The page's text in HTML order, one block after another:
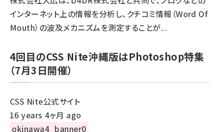
インターネット上の情報を分析し、クチコミ情報（Word Of
Mouth）の波及メカニズムを測定することが...
4回目のCSS Nite沖縄版はPhotoshop特集
（7月3日開催）
CSS Nite公式サイト
16 years 4ヶ月 ago